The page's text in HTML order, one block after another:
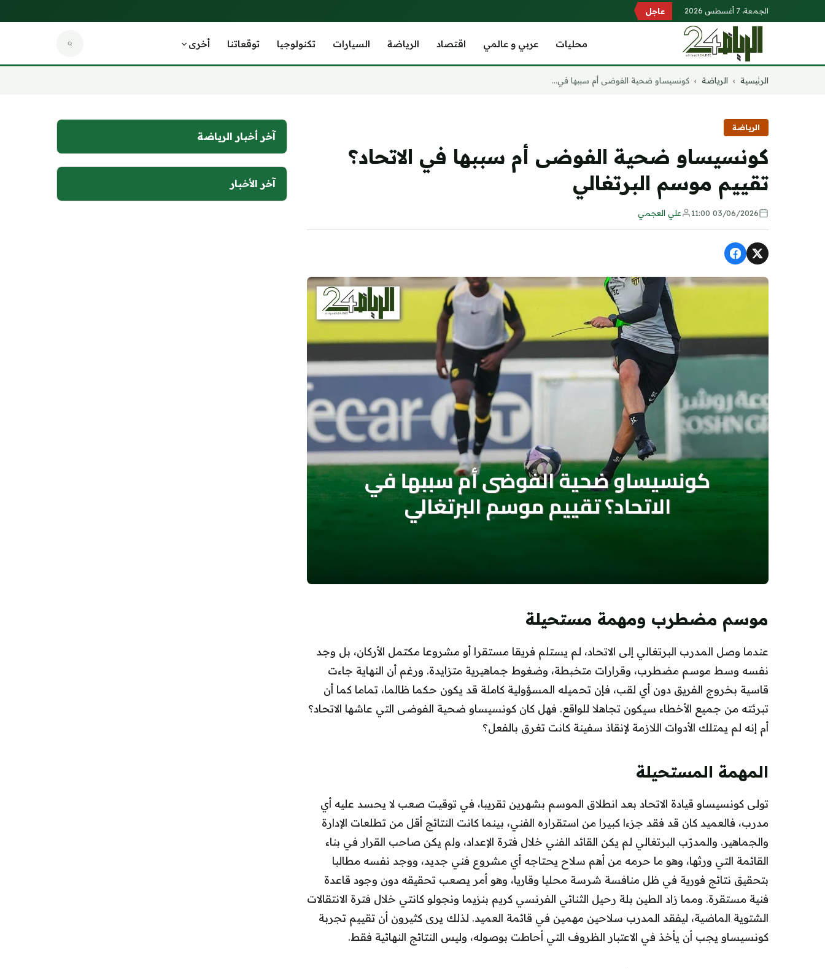
الجمعة، 7 أغسطس 2026 عاجل
محليات عربي و عالمي اقتصاد الرياضة السيارات تكنولوجيا توقعاتنا أخرى
الرئيسية › الرياضة › كونسيساو ضحية الفوضى أم سببها في...
الرياضة
كونسيساو ضحية الفوضى أم سببها في الاتحاد؟
تقييم موسم البرتغالي
03/06/2026 11:00 علي العجمي
موسم مضطرب ومهمة مستحيلة
عندما وصل المدرب البرتغالي إلى الاتحاد، لم يستلم فريقا مستقرا أو مشروعا مكتمل الأركان، بل وجد
نفسه وسط موسم مضطرب، وقرارات متخبطة، وضغوط جماهيرية متزايدة. ورغم أن النهاية جاءت
قاسية بخروج الفريق دون أي لقب، فإن تحميله المسؤولية كاملة قد يكون حكما ظالما، تماما كما أن
تبرئته من جميع الأخطاء سيكون تجاهلا للواقع. فهل كان كونسيساو ضحية الفوضى التي عاشها الاتحاد؟
أم إنه لم يمتلك الأدوات اللازمة لإنقاذ سفينة كانت تغرق بالفعل؟
المهمة المستحيلة
تولى كونسيساو قيادة الاتحاد بعد انطلاق الموسم بشهرين تقريبا، في توقيت صعب لا يحسد عليه أي
مدرب، فالعميد كان قد فقد جزءا كبيرا من استقراره الفني، بينما كانت النتائج أقل من تطلعات الإدارة
والجماهير. والمدرّب البرتغالي لم يكن القائد الفني خلال فترة الإعداد، ولم يكن صاحب القرار في بناء
القائمة التي ورثها، وهو ما حرمه من أهم سلاح يحتاجه أي مشروع فني جديد، ووجد نفسه مطالبا
بتحقيق نتائج فورية في ظل منافسة شرسة محليا وقاريا، وهو أمر يصعب تحقيقه دون وجود قاعدة
فنية مستقرة. ومما زاد الطين بلة رحيل الثنائي الفرنسي كريم بنزيما ونجولو كانتي خلال فترة الانتقالات
الشتوية الماضية، ليفقد المدرب سلاحين مهمين في قائمة العميد. لذلك يرى كثيرون أن تقييم تجربة
كونسيساو يجب أن يأخذ في الاعتبار الظروف التي أحاطت بوصوله، وليس النتائج النهائية فقط.
آخر أخبار الرياضة
آخر الأخبار